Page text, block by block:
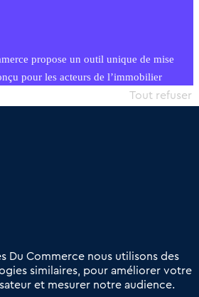
propose un outil unique de mise
pour les acteurs de l’immobilier
territoriales, simple et intégrant
Du Commerce nous utilisons des
similaires, pour améliorer votre
et mesurer notre audience.
Tout refuser